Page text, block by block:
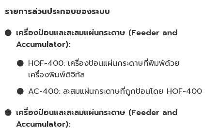
รายการส่วนประกอบของระบบ
เครื่องป้อนและสะสมแผ่นกระดาษ (Feeder and
Accumulator):
HOF-400: เครื่องป้อนแผ่นกระดาษที่พิมพ์ด้วย
เครื่องพิมพ์ดิจิทัล
AC-400: สะสมแผ่นกระดาษที่ถูกป้อนโดย HOF-400
เครื่องป้อนและสะสมแผ่นกระดาษ (Feeder and
Accumulator):